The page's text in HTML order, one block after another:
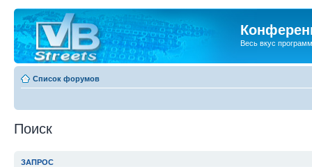
Весь вкус
Список форумов
Поиск
ЗАПРОС